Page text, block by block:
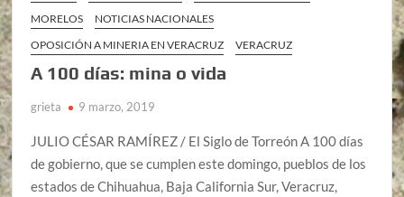
MORELOS
NOTICIAS NACIONALES
OPOSICIÓN A MINERIA EN VERACRUZ
VERACRUZ
A 100 días: mina o vida
grieta 9 marzo, 2019
JULIO CÉSAR RAMÍREZ / El Siglo de Torreón A 100 días
de gobierno, que se cumplen este domingo, pueblos de los
estados de Chihuahua, Baja California Sur, Veracruz,